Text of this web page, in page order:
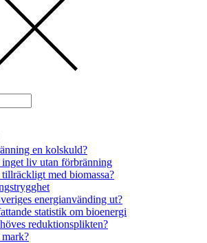
en kolskuld?
liv utan förbränning
med biomassa?
energianvänding ut?
statistik om bioenergi
reduktionsplikten?